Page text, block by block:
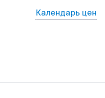
Календарь цен